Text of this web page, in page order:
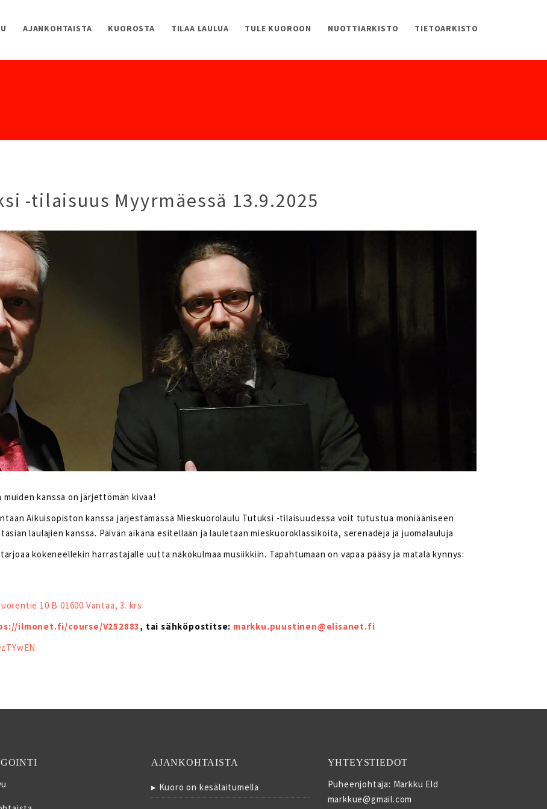
AJANKOHTAISTA KUOROSTA TILAA LAULUA TULE KUOROON NUOTTIARKISTO TIETOARKISTO
-tilaisuus Myyrmäessä 13.9.2025
kanssa on järjettömän kivaa!
Aikuisopiston kanssa järjestämässä Mieskuorolaulu Tutuksi -tilaisuudessa voit tutustua moniääniseen
laulajien kanssa. Päivän aikana esitellään ja lauletaan mieskuoroklassikoita, serenadeja ja juomalauluja
kokeneellekin harrastajalle uutta näkökulmaa musiikkiin. Tapahtumaan on vapaa pääsy ja matala kynnys:
10 B 01600 Vantaa, 3. krs
ilmonet.fi/course/V252883, tai sähköpostitse: markku.puustinen@elisanet.fi
AJANKOHTAISTA
Kuoro on kesälaitumella
YHTEYSTIEDOT
Puheenjohtaja: Markku Eld
markkue@gmail.com